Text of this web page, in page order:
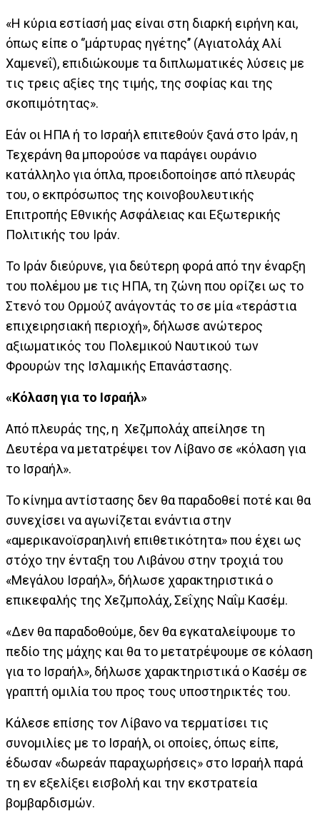
«Η κύρια εστίασή μας είναι στη διαρκή ειρήνη και,
όπως είπε ο ‘’μάρτυρας ηγέτης’’ (Αγιατολάχ Αλί
Χαμενεΐ), επιδιώκουμε τα διπλωματικές λύσεις με
τις τρεις αξίες της τιμής, της σοφίας και της
σκοπιμότητας».
Εάν οι ΗΠΑ ή το Ισραήλ επιτεθούν ξανά στο Ιράν, η
Τεχεράνη θα μπορούσε να παράγει ουράνιο
κατάλληλο για όπλα, προειδοποίησε από πλευράς
του, ο εκπρόσωπος της κοινοβουλευτικής
Επιτροπής Εθνικής Ασφάλειας και Εξωτερικής
Πολιτικής του Ιράν.
Το Ιράν διεύρυνε, για δεύτερη φορά από την έναρξη
του πολέμου με τις ΗΠΑ, τη ζώνη που ορίζει ως το
Στενό του Ορμούζ ανάγοντάς το σε μία «τεράστια
επιχειρησιακή περιοχή», δήλωσε ανώτερος
αξιωματικός του Πολεμικού Ναυτικού των
Φρουρών της Ισλαμικής Επανάστασης.
«Κόλαση για το Ισραήλ»
Από πλευράς της, η Χεζμπολάχ απείλησε τη
Δευτέρα να μετατρέψει τον Λίβανο σε «κόλαση για
το Ισραήλ».
Το κίνημα αντίστασης δεν θα παραδοθεί ποτέ και θα
συνεχίσει να αγωνίζεται ενάντια στην
«αμερικανοϊσραηλινή επιθετικότητα» που έχει ως
στόχο την ένταξη του Λιβάνου στην τροχιά του
«Μεγάλου Ισραήλ», δήλωσε χαρακτηριστικά ο
επικεφαλής της Χεζμπολάχ, Σεΐχης Ναΐμ Κασέμ.
«Δεν θα παραδοθούμε, δεν θα εγκαταλείψουμε το
πεδίο της μάχης και θα το μετατρέψουμε σε κόλαση
για το Ισραήλ», δήλωσε χαρακτηριστικά ο Κασέμ σε
γραπτή ομιλία του προς τους υποστηρικτές του.
Κάλεσε επίσης τον Λίβανο να τερματίσει τις
συνομιλίες με το Ισραήλ, οι οποίες, όπως είπε,
έδωσαν «δωρεάν παραχωρήσεις» στο Ισραήλ παρά
τη εν εξελίξει εισβολή και την εκστρατεία
βομβαρδισμών.